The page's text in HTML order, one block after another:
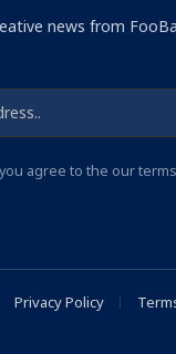
news from
agree to the our
Privacy Policy